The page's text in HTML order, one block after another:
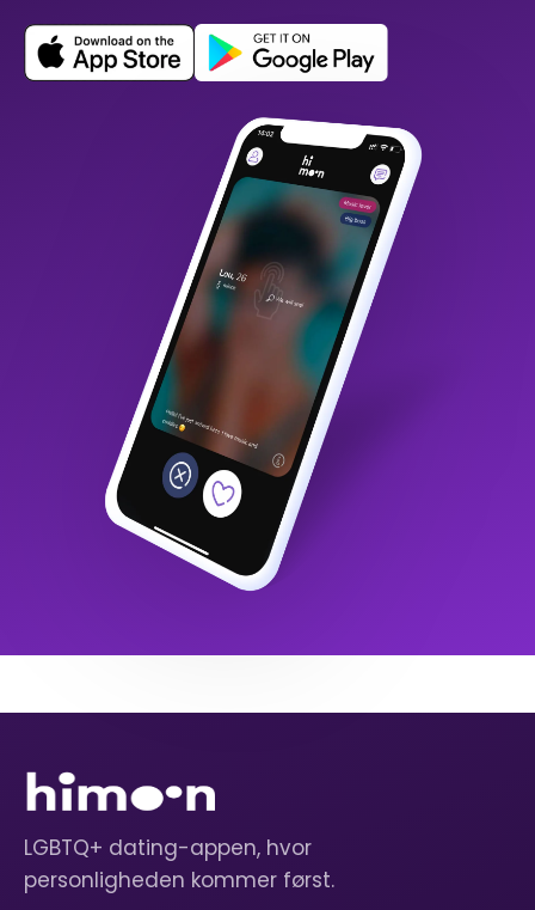
LGBTQ+ dating-appen, hvor
personligheden kommer først.